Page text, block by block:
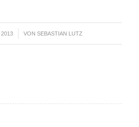
VON SEBASTIAN LUTZ